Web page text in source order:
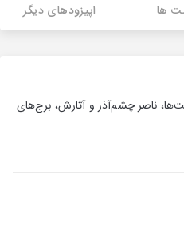
ها اپیزودهای دیگر
ناصر چشم‌آذر و آثارش، برج‌های